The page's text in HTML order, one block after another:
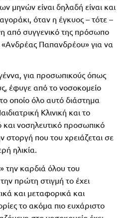
μηνών είναι δηλαδή είναι και
όταν η έγκυος – τότε –
από συγγενικό της πρόσωπο
«Ανδρέας Παπανδρέου» για να
για προσωπικούς όπως
έφυγε από το νοσοκομείο
οποίο όλο αυτό διάστημα
Κλινική και το
και νοσηλευτικό προσωπικό
στοργή που του χρειάζεται σε
ηλικία.
την καρδιά όλου του
πρώτη στιγμή το έχει
και μεταφορικά και
το ακόμα πιο ευχάριστο